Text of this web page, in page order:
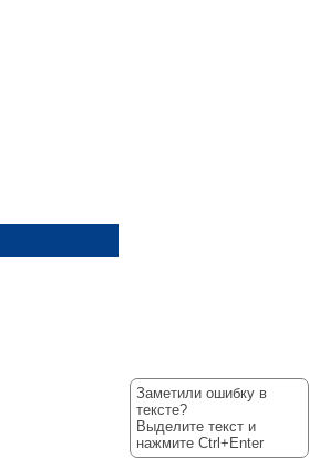
Заметили ошибку в
тексте?
Выделите текст и
нажмите Ctrl+Enter